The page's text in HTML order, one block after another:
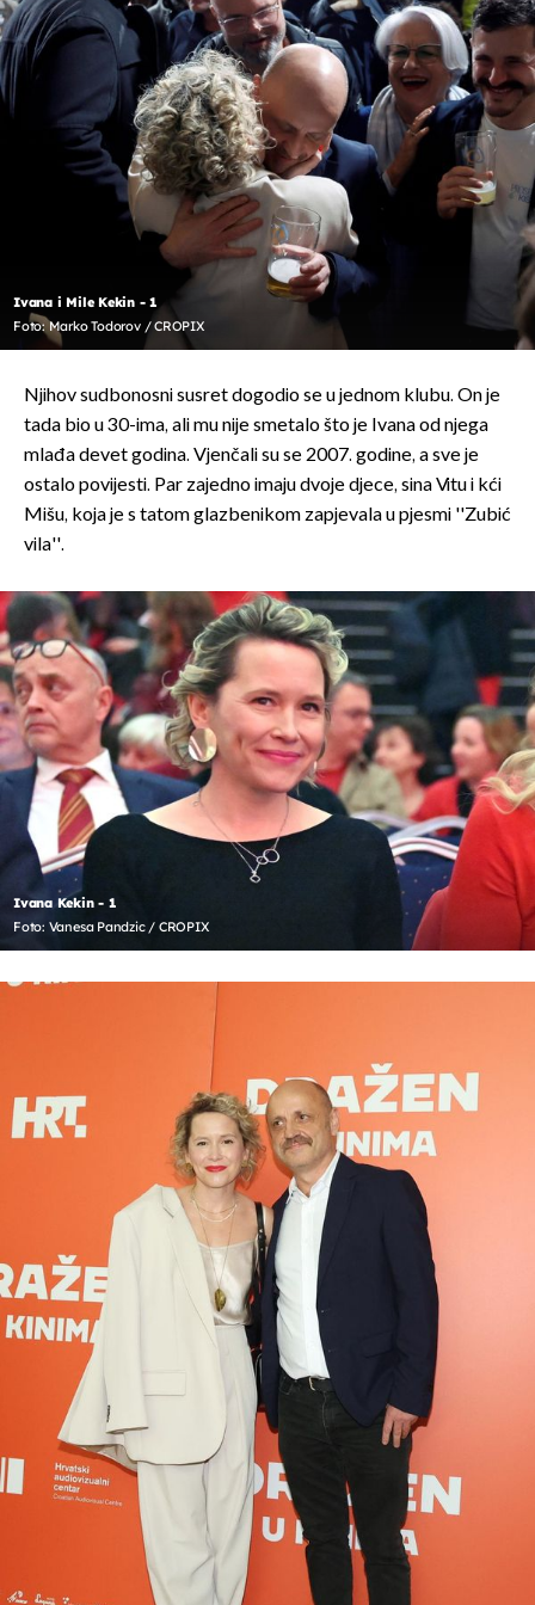
Ivana i Mile Kekin - 1
Foto: Marko Todorov / CROPIX
Njihov sudbonosni susret dogodio se u jednom klubu. On je
tada bio u 30-ima, ali mu nije smetalo što je Ivana od njega
mlađa devet godina. Vjenčali su se 2007. godine, a sve je
ostalo povijesti. Par zajedno imaju dvoje djece, sina Vitu i kći
Mišu, koja je s tatom glazbenikom zapjevala u pjesmi ''Zubić
vila''.
Ivana Kekin - 1
Foto: Vanesa Pandzic / CROPIX